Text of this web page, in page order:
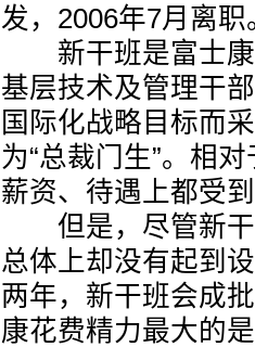
发，2006年7月离职
新干班是富士康
基层技术及管理干
国际化战略目标而
为“总裁门生”。相
薪资、待遇上都受
但是，尽管新干
总体上却没有起到
两年，新干班会成
康花费精力最大的